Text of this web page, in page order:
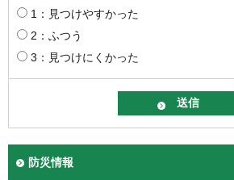
1：見つけやすかった
2：ふつう
3：見つけにくかった
防災情報